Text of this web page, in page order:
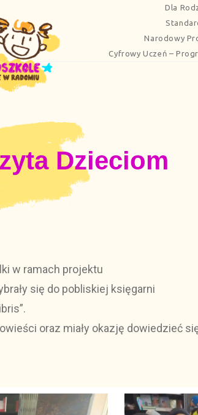
Dla
Narodowy
Cyfrowy Uczeń –
Dzieciom
w ramach projektu
się do pobliskiej księgarni
oraz miały okazję dowiedzieć